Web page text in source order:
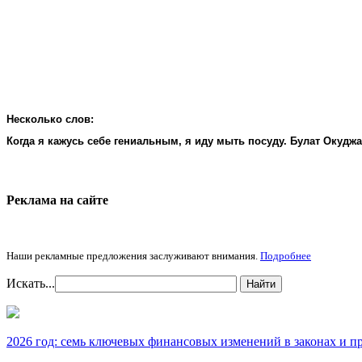
Несколько слов:
Когда я кажусь себе гениальным, я иду мыть посуду. Булат
Реклама на cайте
Наши рекламные предложения заслуживают внимания. Подробнее
Искать... Найти
2026 год: семь ключевых финансовых изменений в законах и